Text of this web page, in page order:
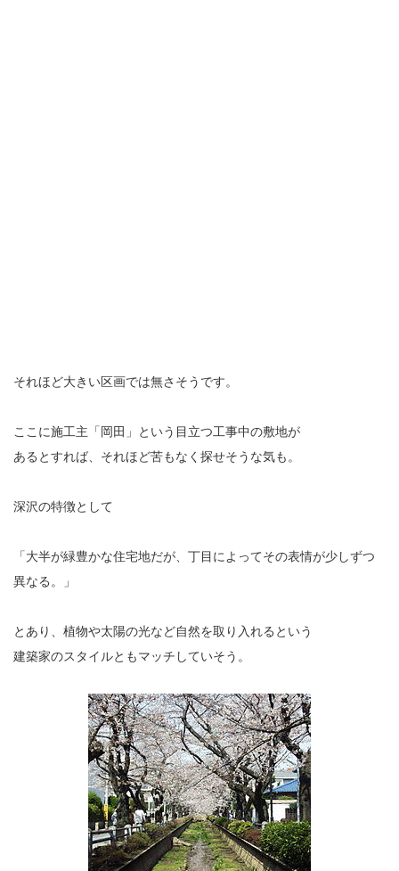
それほど大きい区画では無さそうです。
ここに施工主「岡田」という目立つ工事中の敷地が
あるとすれば、それほど苦もなく探せそうな気も。
深沢の特徴として
「大半が緑豊かな住宅地だが、丁目によってその表情が少しずつ
異なる。」
とあり、植物や太陽の光など自然を取り入れるという
建築家のスタイルともマッチしていそう。